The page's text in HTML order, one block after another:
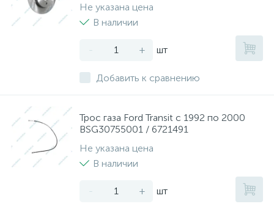
Не указана цена
В наличии
- + шт
Добавить к сравнению
Трос газа Ford Transit с 1992 по 2000
BSG30755001 / 6721491
Не указана цена
В наличии
- + шт